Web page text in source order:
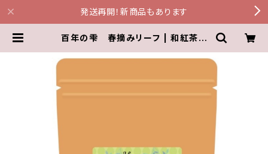
発送再開！新商品もあります
百年の雫 春摘みリーフ | 和紅茶サ